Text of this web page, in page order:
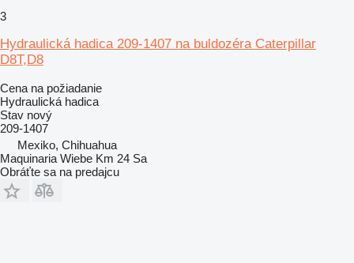
3
Hydraulická hadica 209-1407 na buldozéra Caterpillar
D8T,D8
Cena na požiadanie
Hydraulická hadica
Stav nový
209-1407
Mexiko, Chihuahua
Maquinaria Wiebe Km 24 Sa
Obráťte sa na predajcu